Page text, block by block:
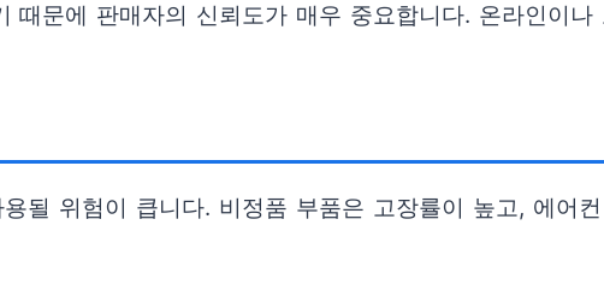
때문에 판매자의 신뢰도가 매우 중요합니다. 온라인이
될 위험이 큽니다. 비정품 부품은 고장률이 높고, 에어